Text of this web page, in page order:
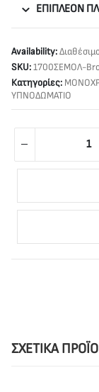
ΕΠΙΠΛΈΟΝ
Availability:
SKU:1700ΣΕΜΟΛ-
Κατηγορίες:
ΥΠΝΟΔΩΜΑΤΙΟ
ΣΧΕΤΙΚΆ